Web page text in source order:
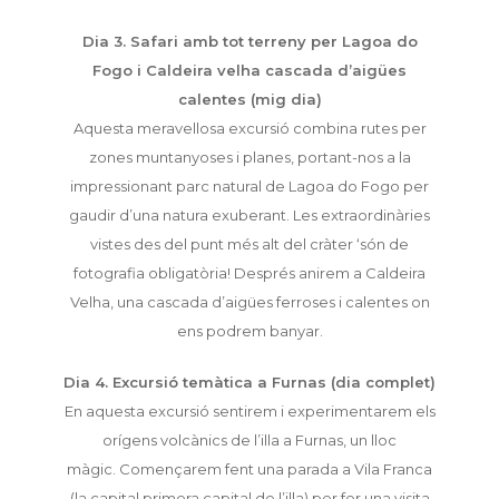
Dia 3. Safari amb tot terreny per Lagoa do
Fogo i Caldeira velha cascada d’aigües
calentes (mig dia)
Aquesta meravellosa excursió combina rutes per
zones muntanyoses i planes, portant-nos a la
impressionant parc natural de Lagoa do Fogo per
gaudir d’una natura exuberant. Les extraordinàries
vistes des del punt més alt del cràter ‘són de
fotografia obligatòria! Després anirem a Caldeira
Velha, una cascada d’aigües ferroses i calentes on
ens podrem banyar.
Dia 4. Excursió temàtica a Furnas (dia complet)
En aquesta excursió sentirem i experimentarem els
orígens volcànics de l’illa a Furnas, un lloc
màgic. Començarem fent una parada a Vila Franca